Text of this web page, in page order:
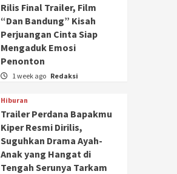
Rilis Final Trailer, Film
“Dan Bandung” Kisah
Perjuangan Cinta Siap
Mengaduk Emosi
Penonton
1 week ago Redaksi
Hiburan
Trailer Perdana Bapakmu
Kiper Resmi Dirilis,
Suguhkan Drama Ayah-
Anak yang Hangat di
Tengah Serunya Tarkam